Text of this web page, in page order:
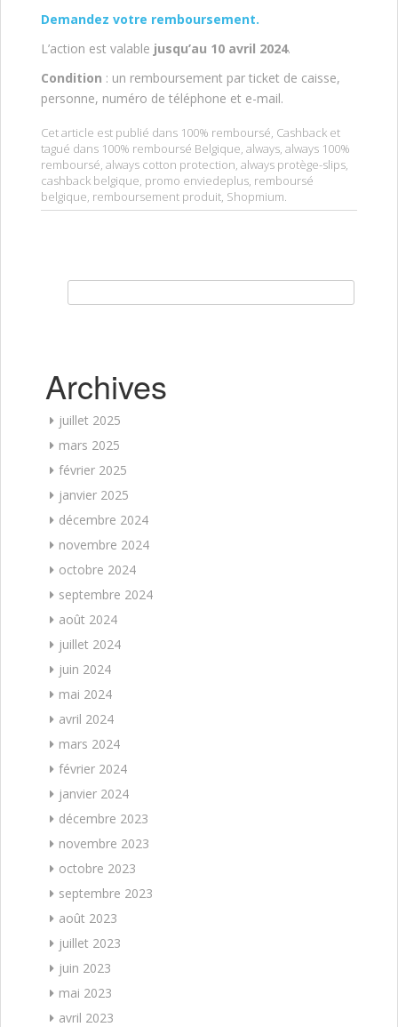
Demandez votre remboursement.
L’action est valable jusqu’au 10 avril 2024.
Condition : un remboursement par ticket de caisse,
personne, numéro de téléphone et e-mail.
Cet article est publié dans 100% remboursé Cashback et
tagué dans 100% remboursé Belgique always always 100%
remboursé always cotton protection always protège-slips
cashback belgique promo enviedeplus remboursé
belgique remboursement produit Shopmium
Archives
juillet 2025
mars 2025
février 2025
janvier 2025
décembre 2024
novembre 2024
octobre 2024
septembre 2024
août 2024
juillet 2024
juin 2024
mai 2024
avril 2024
mars 2024
février 2024
janvier 2024
décembre 2023
novembre 2023
octobre 2023
septembre 2023
août 2023
juillet 2023
juin 2023
mai 2023
avril 2023